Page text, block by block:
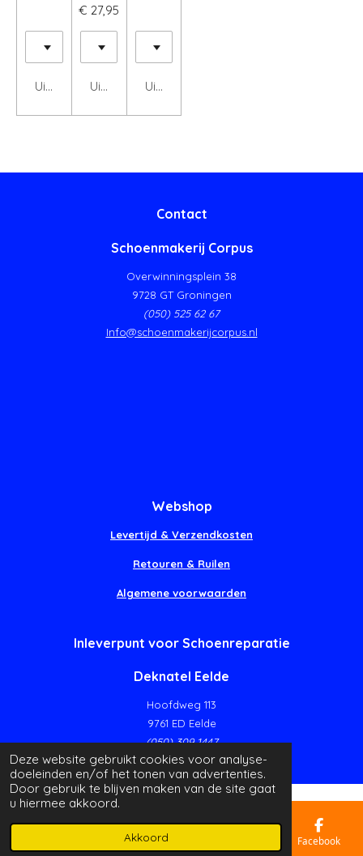
Deze website gebruikt cookies voor analyse-
doeleinden en/of het tonen van advertenties.
Door gebruik te blijven maken van de site gaat
u hiermee akkoord.
Akkoord
Uitgeschakeld
€ 27,95
UitgeschakeldUitgeschakeld
Contact
Schoenmakerij Corpus
Overwinningsplein 38
9728 GT Groningen
(050) 525 62 67
Info@schoenmakerijcorpus.nl
Webshop
Levertijd & Verzendkosten
Retouren & Ruilen
Algemene voorwaarden
Inleverpunt voor Schoenreparatie
Deknatel Eelde
Hoofdweg 113
9761 ED Eelde
(050) 309 1447
Telefoonnummer Facebook